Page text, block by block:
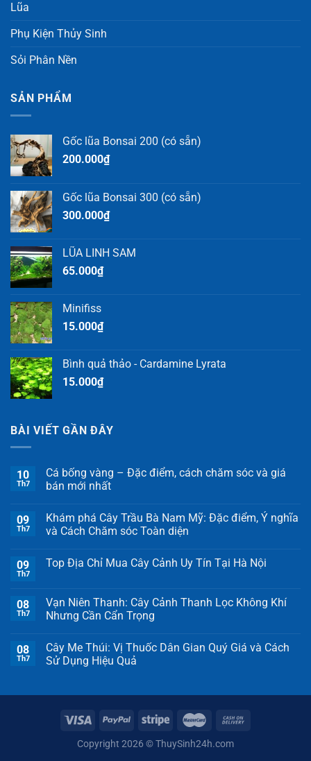
Lũa
Phụ Kiện Thủy Sinh
Sỏi Phân Nền
SẢN PHẨM
Gốc lũa Bonsai 200 (có sẵn)
200.000₫
Gốc lũa Bonsai 300 (có sẵn)
300.000₫
LŨA LINH SAM
65.000₫
Minifiss
15.000₫
Bình quả thảo - Cardamine Lyrata
15.000₫
BÀI VIẾT GẦN ĐÂY
10
Th7
Cá bống vàng – Đặc điểm, cách chăm sóc và giá
bán mới nhất
09
Th7
Khám phá Cây Trầu Bà Nam Mỹ: Đặc điểm, Ý nghĩa
và Cách Chăm sóc Toàn diện
09
Th7
Top Địa Chỉ Mua Cây Cảnh Uy Tín Tại Hà Nội
08
Th7
Vạn Niên Thanh: Cây Cảnh Thanh Lọc Không Khí
Nhưng Cần Cẩn Trọng
08
Th7
Cây Me Thúi: Vị Thuốc Dân Gian Quý Giá và Cách
Sử Dụng Hiệu Quả
Copyright 2026 ©ThuySinh24h.com